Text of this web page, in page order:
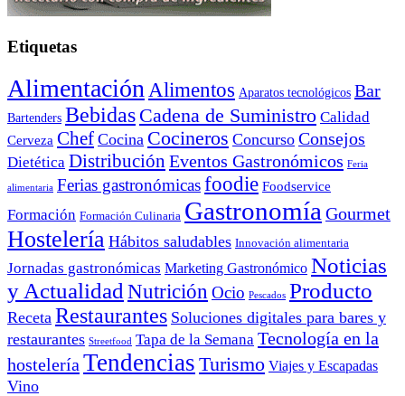
Etiquetas
Alimentación Alimentos Aparatos tecnológicos Bar
Bartenders Bebidas Cadena de Suministro Calidad
Cerveza Chef Cocina Cocineros Concurso Consejos
Dietética Distribución Eventos Gastronómicos Feria
alimentaria Ferias gastronómicasfoodie Foodservice
Formación Formación Culinaria Gastronomía Gourmet
Hostelería Hábitos saludables Innovación alimentaria
Jornadas gastronómicas Marketing Gastronómico Noticias
y Actualidad Nutrición Ocio Pescados Producto
Receta Restaurantes Soluciones digitales para bares y
restaurantes Streetfood Tapa de la Semana Tecnología en la
hostelería Tendencias Turismo Viajes y Escapadas
Vino